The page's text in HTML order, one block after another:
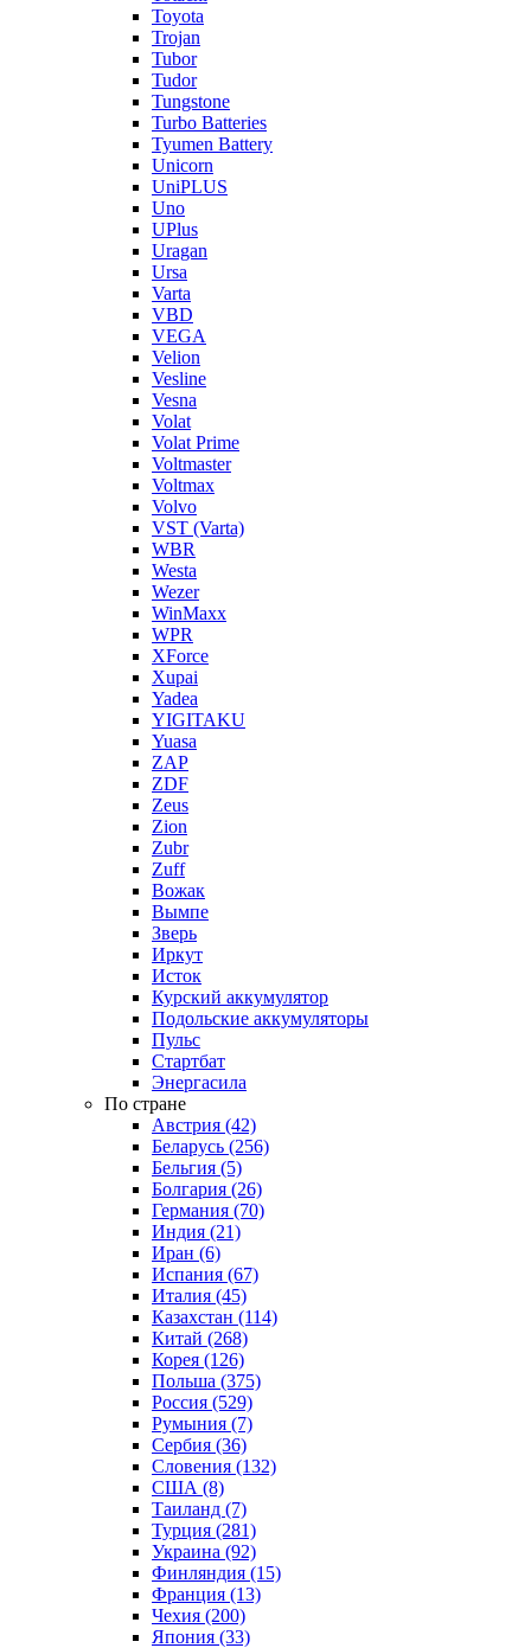
Toyota
Trojan
Tubor
Tudor
Tungstone
Turbo Batteries
Tyumen Battery
Unicorn
UniPLUS
Uno
UPlus
Uragan
Ursa
Varta
VBD
VEGA
Velion
Vesline
Vesna
Volat
Volat Prime
Voltmaster
Voltmax
Volvo
VST (Varta)
WBR
Westa
Wezer
WinMaxx
WPR
XForce
Xupai
Yadea
YIGITAKU
Yuasa
ZAP
ZDF
Zeus
Zion
Zubr
Zuff
Вожак
Вымпе
Зверь
Иркут
Исток
Курский аккумулятор
Подольские аккумуляторы
Пульс
Стартбат
Энергасила
По стране
Австрия (42)
Беларусь (256)
Бельгия (5)
Болгария (26)
Германия (70)
Индия (21)
Иран (6)
Испания (67)
Италия (45)
Казахстан (114)
Китай (268)
Корея (126)
Польша (375)
Россия (529)
Румыния (7)
Сербия (36)
Словения (132)
США (8)
Таиланд (7)
Турция (281)
Украина (92)
Финляндия (15)
Франция (13)
Чехия (200)
Япония (33)